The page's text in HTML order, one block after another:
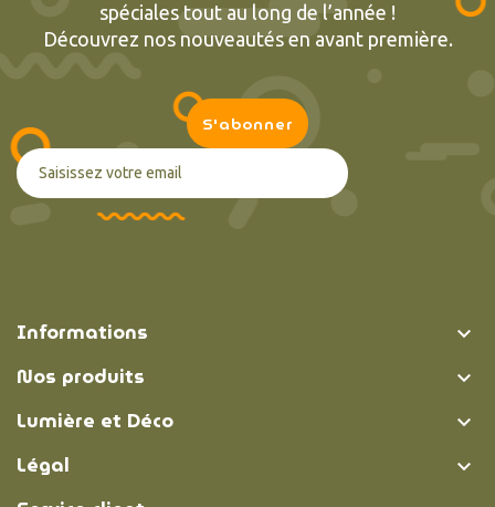
spéciales tout au long de l’année !
Découvrez nos nouveautés en avant première.
Informations 
Nos produits 
Lumière et Déco 
Légal 